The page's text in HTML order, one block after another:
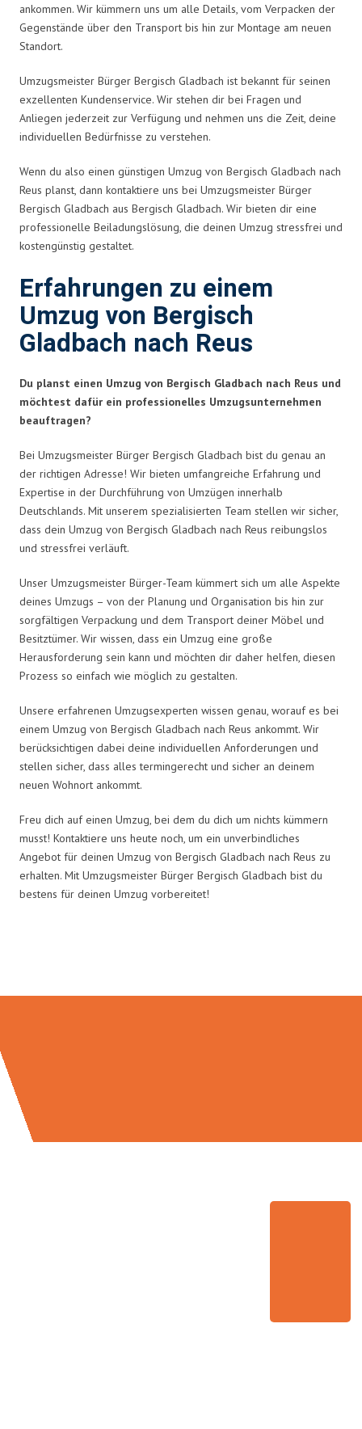
ankommen. Wir kümmern uns um alle Details, vom Verpacken der
Gegenstände über den Transport bis hin zur Montage am neuen
Standort.
Umzugsmeister Bürger Bergisch Gladbach ist bekannt für seinen
exzellenten Kundenservice. Wir stehen dir bei Fragen und
Anliegen jederzeit zur Verfügung und nehmen uns die Zeit, deine
individuellen Bedürfnisse zu verstehen.
Wenn du also einen günstigen Umzug von Bergisch Gladbach nach
Reus planst, dann kontaktiere uns bei Umzugsmeister Bürger
Bergisch Gladbach aus Bergisch Gladbach. Wir bieten dir eine
professionelle Beiladungslösung, die deinen Umzug stressfrei und
kostengünstig gestaltet.
Erfahrungen zu einem
Umzug von Bergisch
Gladbach nach Reus
Du planst einen Umzug von Bergisch Gladbach nach Reus und
möchtest dafür ein professionelles Umzugsunternehmen
beauftragen?
Bei Umzugsmeister Bürger Bergisch Gladbach bist du genau an
der richtigen Adresse! Wir bieten umfangreiche Erfahrung und
Expertise in der Durchführung von Umzügen innerhalb
Deutschlands. Mit unserem spezialisierten Team stellen wir sicher,
dass dein Umzug von Bergisch Gladbach nach Reus reibungslos
und stressfrei verläuft.
Unser Umzugsmeister Bürger-Team kümmert sich um alle Aspekte
deines Umzugs – von der Planung und Organisation bis hin zur
sorgfältigen Verpackung und dem Transport deiner Möbel und
Besitztümer. Wir wissen, dass ein Umzug eine große
Herausforderung sein kann und möchten dir daher helfen, diesen
Prozess so einfach wie möglich zu gestalten.
Unsere erfahrenen Umzugsexperten wissen genau, worauf es bei
einem Umzug von Bergisch Gladbach nach Reus ankommt. Wir
berücksichtigen dabei deine individuellen Anforderungen und
stellen sicher, dass alles termingerecht und sicher an deinem
neuen Wohnort ankommt.
Freu dich auf einen Umzug, bei dem du dich um nichts kümmern
musst! Kontaktiere uns heute noch, um ein unverbindliches
Angebot für deinen Umzug von Bergisch Gladbach nach Reus zu
erhalten. Mit Umzugsmeister Bürger Bergisch Gladbach bist du
bestens für deinen Umzug vorbereitet!